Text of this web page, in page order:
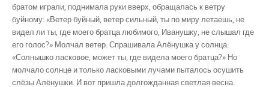
братом играли, поднимала руки вверх, обращалась к ветру
буйному: «Ветер буйный, ветер сильный, ты по миру летаешь, не
видел ли ты, где моего братца любимого, Иванушку, не слышал где
его голос?» Молчал ветер. Спрашивала Алёнушка у солнца:
«Солнышко ласковое, может ты, где видела моего братца?» Но
молчало солнце и только ласковыми лучами пыталось осушить
слёзы Алёнушки. И вот пришла долгожданная светлая весна.